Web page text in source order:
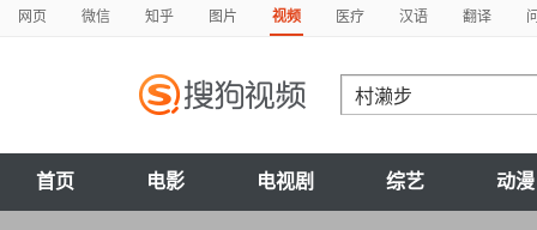
网页 微信 知乎 图片 视频 医疗 汉语 翻译
首页 电影 电视剧 综艺 动漫